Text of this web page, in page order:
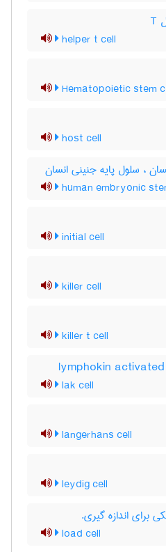
helper t cell
Hematopoietic stem
host cell
، سلول پایه جنینی انسان
human embryonic
initial cell
killer cell
killer t cell
lak cell
langerhans cell
leydig cell
برای اندازه گیری.
load cell